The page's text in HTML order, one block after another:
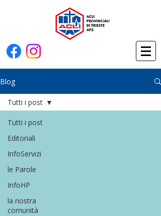
Blog
Tutti i post
Editoriali
InfoServizi
le Parole
InfoHP
la nostra
comunità
Tutti i post